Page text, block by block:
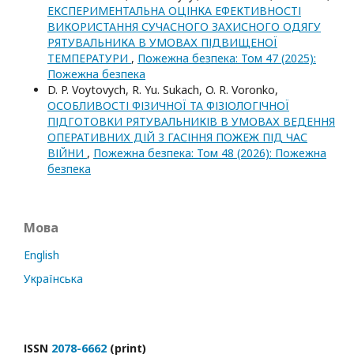
ЕКСПЕРИМЕНТАЛЬНА ОЦІНКА ЕФЕКТИВНОСТІ
ВИКОРИСТАННЯ СУЧАСНОГО ЗАХИСНОГО ОДЯГУ
РЯТУВАЛЬНИКА В УМОВАХ ПІДВИЩЕНОЇ
ТЕМПЕРАТУРИ , Пожежна безпека: Том 47 (2025):
Пожежна безпека
D. P. Voytovych, R. Yu. Sukach, O. R. Voronko,
ОСОБЛИВОСТІ ФІЗИЧНОЇ ТА ФІЗІОЛОГІЧНОЇ
ПІДГОТОВКИ РЯТУВАЛЬНИКІВ В УМОВАХ ВЕДЕННЯ
ОПЕРАТИВНИХ ДІЙ З ГАСІННЯ ПОЖЕЖ ПІД ЧАС
ВІЙНИ , Пожежна безпека: Том 48 (2026): Пожежна
безпека
Мова
English
Українська
ІSSN 2078-6662 (print)